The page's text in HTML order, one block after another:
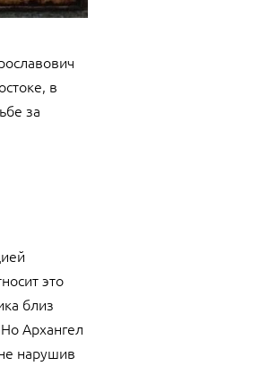
в
за
это
близ
Архангел
нарушив